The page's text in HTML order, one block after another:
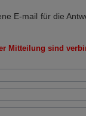
E-mail für die
Mitteilung sind